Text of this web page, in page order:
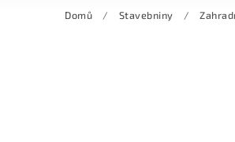
Domů / Stavebniny /